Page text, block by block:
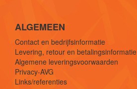
ALGEMEEN
Contact en bedrijfsinformatie
Levering, retour en betalingsinformatie
Algemene leveringsvoorwaarden
Privacy-AVG
Links/referenties